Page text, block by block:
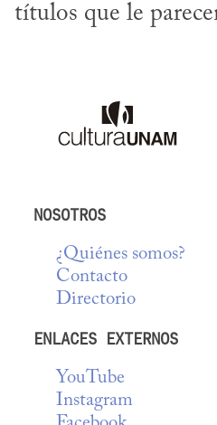
títulos que le
NOSOTROS
¿Quiénes somos?
Contacto
Directorio
ENLACES EXTERNOS
YouTube
Instagram